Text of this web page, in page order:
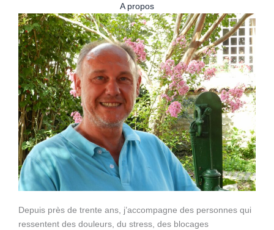
A propos
Depuis près de trente ans, j’accompagne des personnes qui
ressentent des douleurs, du stress, des blocages